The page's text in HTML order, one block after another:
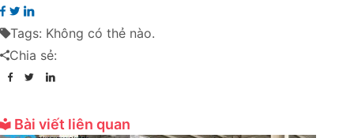
Tags: Không có thẻ nào.
Chia sẻ:
Bài viết liên quan